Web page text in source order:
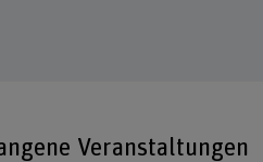
Veranstaltungen